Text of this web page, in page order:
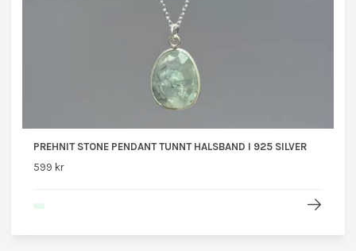
PREHNIT STONE PENDANT TUNNT HALSBAND I 925 SILVER
599 kr